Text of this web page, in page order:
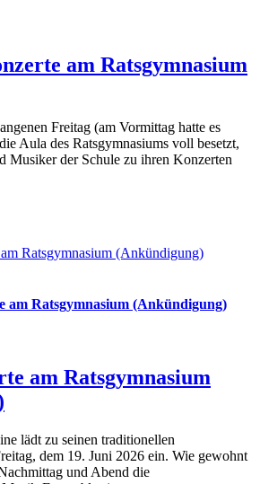
am Ratsgymnasium
Freitag (am Vormittag hatte es
Aula des Ratsgymnasiums voll besetzt,
Musiker der Schule zu ihren Konzerten
Ratsgymnasium (Ankündigung)
am Ratsgymnasium (Ankündigung)
am Ratsgymnasium
lädt zu seinen traditionellen
dem 19. Juni 2026 ein. Wie gewohnt
und Abend die